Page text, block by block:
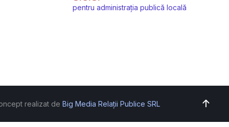
pentru administrația publică locală
realizat de Big Media Relații Publice SRL